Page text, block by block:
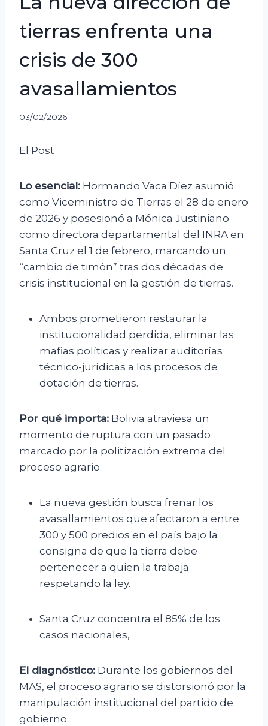
tierras enfrenta una
crisis de 300
avasallamientos
03/02/2026
El Post
Lo esencial: Hormando Vaca Díez asumió
como Viceministro de Tierras el 28 de enero
de 2026 y posesionó a Mónica Justiniano
como directora departamental del INRA en
Santa Cruz el 1 de febrero, marcando un
“cambio de timón” tras dos décadas de
crisis institucional en la gestión de tierras.
Ambos prometieron restaurar la
institucionalidad perdida, eliminar las
mafias políticas y realizar auditorías
técnico-jurídicas a los procesos de
dotación de tierras.
Por qué importa: Bolivia atraviesa un
momento de ruptura con un pasado
marcado por la politización extrema del
proceso agrario.
La nueva gestión busca frenar los
avasallamientos que afectaron a entre
300 y 500 predios en el país bajo la
consigna de que la tierra debe
pertenecer a quien la trabaja
respetando la ley.
Santa Cruz concentra el 85% de los
casos nacionales,
El diagnóstico: Durante los gobiernos del
MAS, el proceso agrario se distorsionó por la
manipulación institucional del partido de
gobierno.